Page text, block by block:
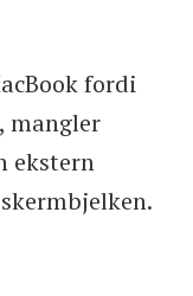
fordi
mangler
ekstern